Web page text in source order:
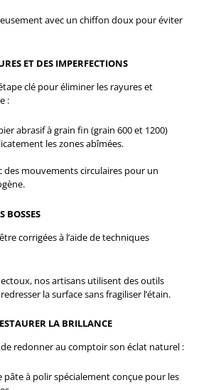
avec un chiffon doux pour éviter
ET DES IMPERFECTIONS
clé pour éliminer les rayures et
:
abrasif à grain fin (grain 600 et 1200)
les zones abîmées.
des mouvements circulaires pour un
BOSSES
corrigées à l’aide de techniques
nos artisans utilisent des outils
la surface sans fragiliser l’étain.
LA BRILLANCE
redonner au comptoir son éclat naturel :
pâte à polir spécialement conçue pour les